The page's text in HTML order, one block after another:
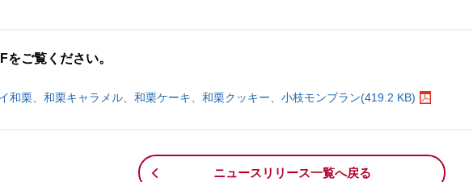
をご覧ください。
和栗、和栗キャラメル、和栗ケーキ、和栗クッキー、小枝モンブラン(419.2 KB)
ニュースリリース一覧へ戻る